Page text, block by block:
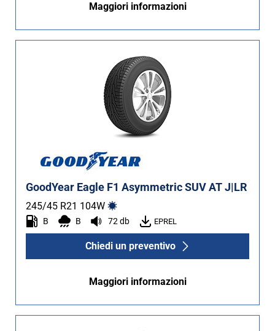
Maggiori informazioni
GoodYear Eagle F1 Asymmetric SUV AT J|LR
245/45 R21 104W
B B 72 db EPREL
Chiedi un preventivo
Maggiori informazioni